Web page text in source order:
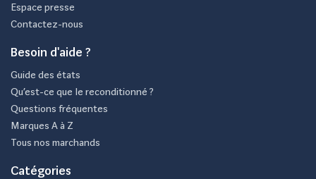
Espace presse
Contactez-nous
Besoin d'aide ?
Guide des états
Qu’est-ce que le reconditionné ?
Questions fréquentes
Marques A à Z
Tous nos marchands
Catégories